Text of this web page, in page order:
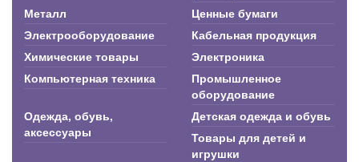
Металл
Ценные бумаги
Электрооборудование
Кабельная продукция
Химические товары
Электроника
Компьютерная техника
Промышленное
оборудование
Одежда, обувь,
аксессуары
Детская одежда и обувь
Товары для детей и
игрушки